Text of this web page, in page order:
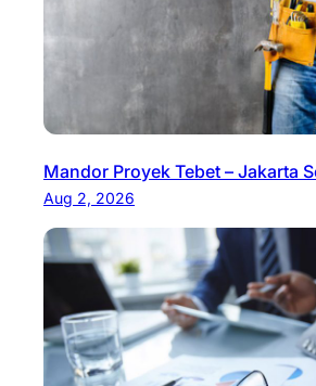
Mandor Proyek Tebet – Jakarta
Aug 2, 2026